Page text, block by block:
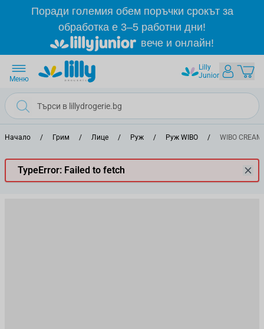
Прескачане към съдържанието
Поради големия обем поръчки срокът за
обработка е 3–5 работни дни!
вече и онлайн!
Lilly
Junior
Меню
Начало / Грим / Лице / Руж / Руж WIBO / WIBO
TypeError: Failed to fetch